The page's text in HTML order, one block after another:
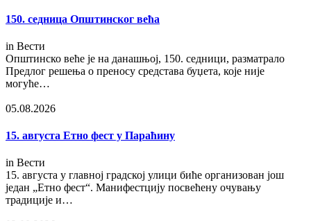
150. седница Општинског већа
in Вести
Општинско веће је на данашњој, 150. седници, разматрало
Предлог решења о преносу средстава буџета, које није
могуће…
05.08.2026
15. августа Етно фест у Параћину
in Вести
15. августа у главној градској улици биће организован још
један „Етно фест“. Манифестцију посвећену очувању
традиције и…